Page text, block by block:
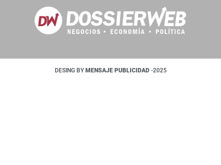
DESING BY MENSAJE PUBLICIDAD -2025